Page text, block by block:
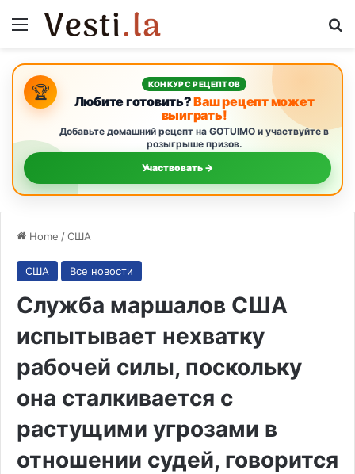
Menu
🏆 КОНКУРС РЕЦЕПТОВ
Любите готовить?Ваш рецепт может
выиграть!
Добавьте домашний рецепт на GOTUIMO и участвуйте в
розыгрыше призов.
Участвовать →
Home /США
США Все новости
Служба маршалов США
испытывает нехватку
рабочей силы, поскольку
она сталкивается с
растущими угрозами в
отношении судей, говорится